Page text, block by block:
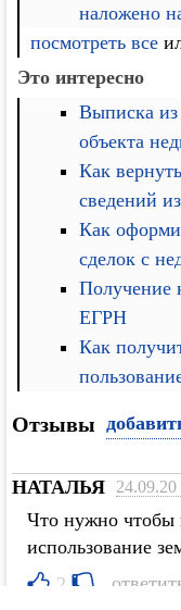
наложено
посмотреть все
Это интересно
Выписка из
объекта
Как
сведений
Как
сделок с
Получение
ЕГРН
Как
Отзывы
НАТАЛЬЯ 24.09.20
Что нужно чтобы
использование
2